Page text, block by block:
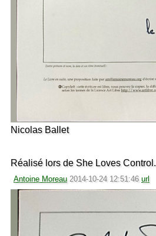
Nicolas Ballet
Réalisé lors de She Loves Control.
Antoine Moreau 2014-10-24 12:51:46 url